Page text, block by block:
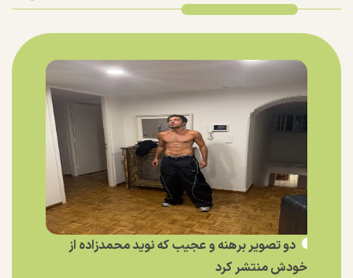
دو تصویر برهنه و عجیب که نوید محمدزاده از
خودش منتشر کرد